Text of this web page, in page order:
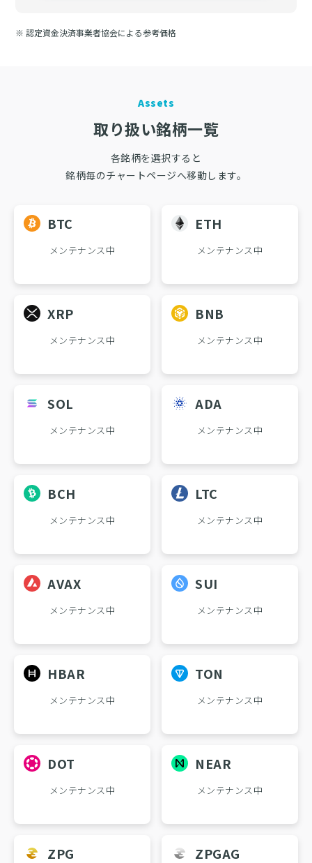
※ 認定資金決済事業者協会による参考価格
Assets
取り扱い銘柄一覧
各銘柄を選択すると
銘柄毎のチャートページへ移動します。
BTC
メンテナンス中
ETH
メンテナンス中
XRP
メンテナンス中
BNB
メンテナンス中
SOL
メンテナンス中
ADA
メンテナンス中
BCH
メンテナンス中
LTC
メンテナンス中
AVAX
メンテナンス中
SUI
メンテナンス中
HBAR
メンテナンス中
TON
メンテナンス中
DOT
メンテナンス中
NEAR
メンテナンス中
ZPG ZPGAG